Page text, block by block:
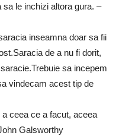
le inchizi altora gura. –
inseamna doar sa fii
de a nu fi dorit,
sa incepem
vindecam acest tip de
ceea ce a facut, aceea
Galsworthy